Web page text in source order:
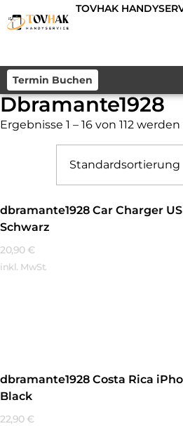
TOVHAK
Termin Buchen
Dbramante1928
Ergebnisse 1 – 16 von 112
dbramante1928 Car Charger
Schwarz
20,90 €
inkl. MwSt.
dbramante1928 Costa Rica
Black
22,90 €